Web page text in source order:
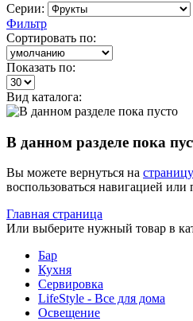
Серии:
Фильтр
Сортировать по:
Показать по:
Вид каталога:
В данном разделе пока
Вы можете вернуться на
воспользоваться навигацией или
Главная страница
Или выберите нужный товар в
Бар
Кухня
Сервировка
LifeStyle - Все для дома
Освещение